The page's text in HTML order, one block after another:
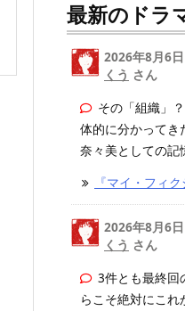
最新のドラ
2026年8月6日
くう さん
その「組織」
体的に分かってき
奈々美としての記
『マイ・フィク
2026年8月6日
くう さん
3件とも最終回
らこそ絶対にこ